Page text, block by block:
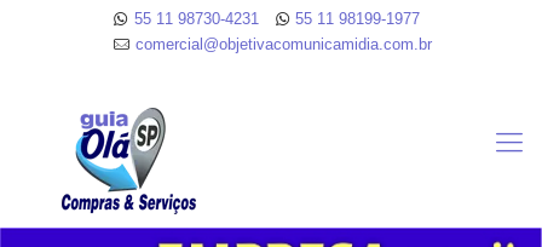
55 11 98730-4231
55 11 98199-1977
comercial@objetivacomunicamidia.com.br